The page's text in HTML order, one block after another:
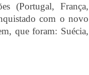
(Portugal, França,
com o novo
que foram: Suécia,